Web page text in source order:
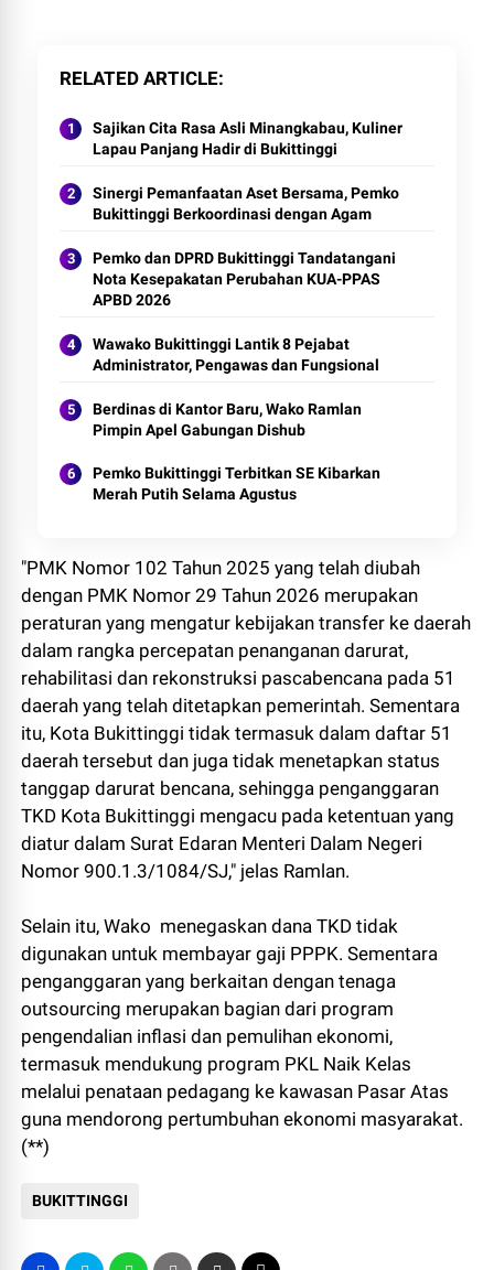
RELATED ARTICLE
Sajikan Cita Rasa Asli Minangkabau, Kuliner
Lapau Panjang Hadir di Bukittinggi
Sinergi Pemanfaatan Aset Bersama, Pemko
Bukittinggi Berkoordinasi dengan Agam
Pemko dan DPRD Bukittinggi Tandatangani
Nota Kesepakatan Perubahan KUA-PPAS
APBD 2026
Wawako Bukittinggi Lantik 8 Pejabat
Administrator, Pengawas dan Fungsional
Berdinas di Kantor Baru, Wako Ramlan
Pimpin Apel Gabungan Dishub
Pemko Bukittinggi Terbitkan SE Kibarkan
Merah Putih Selama Agustus
"PMK Nomor 102 Tahun 2025 yang telah diubah
dengan PMK Nomor 29 Tahun 2026 merupakan
peraturan yang mengatur kebijakan transfer ke daerah
dalam rangka percepatan penanganan darurat,
rehabilitasi dan rekonstruksi pascabencana pada 51
daerah yang telah ditetapkan pemerintah. Sementara
itu, Kota Bukittinggi tidak termasuk dalam daftar 51
daerah tersebut dan juga tidak menetapkan status
tanggap darurat bencana, sehingga penganggaran
TKD Kota Bukittinggi mengacu pada ketentuan yang
diatur dalam Surat Edaran Menteri Dalam Negeri
Nomor 900.1.3/1084/SJ," jelas Ramlan.
Selain itu, Wako menegaskan dana TKD tidak
digunakan untuk membayar gaji PPPK. Sementara
penganggaran yang berkaitan dengan tenaga
outsourcing merupakan bagian dari program
pengendalian inflasi dan pemulihan ekonomi,
termasuk mendukung program PKL Naik Kelas
melalui penataan pedagang ke kawasan Pasar Atas
guna mendorong pertumbuhan ekonomi masyarakat.
(**)
BUKITTINGGI